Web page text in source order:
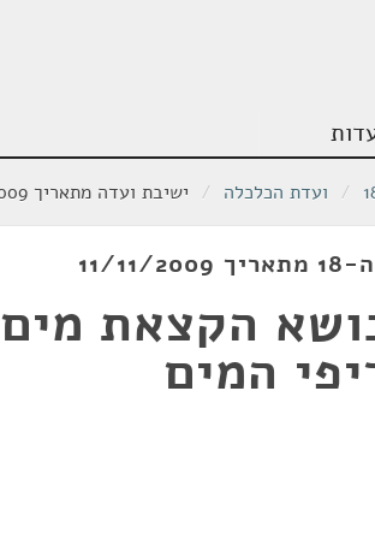
/ ועדת הכלכלה / ישיבת ועדה מתאריך 11/11/2009
הקצאת מים
המים